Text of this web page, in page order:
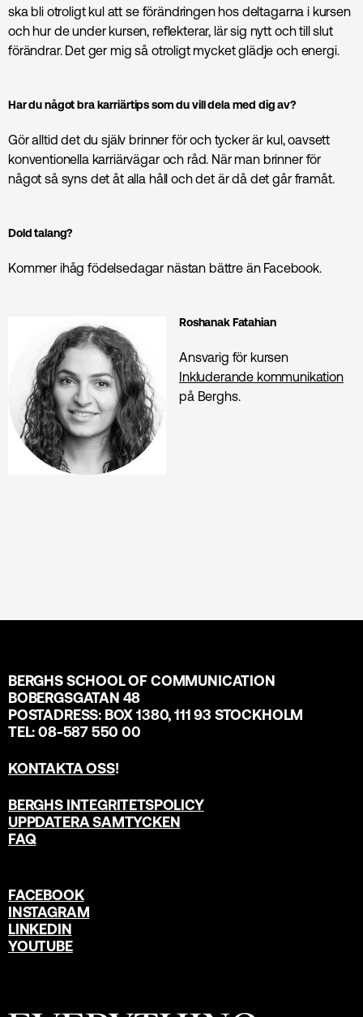
ska bli otroligt kul att se förändringen hos deltagarna i kursen
och hur de under kursen, reflekterar, lär sig nytt och till slut
förändrar. Det ger mig så otroligt mycket glädje och energi.
Har du något bra karriärtips som du vill dela med dig av?
Gör alltid det du själv brinner för och tycker är kul, oavsett
konventionella karriärvägar och råd. När man brinner för
något så syns det åt alla håll och det är då det går framåt.
Dold talang?
Kommer ihåg födelsedagar nästan bättre än Facebook.
Roshanak Fatahian
Ansvarig för kursen
Inkluderande kommunikation
på Berghs.
BERGHS SCHOOL OF COMMUNICATION
BOBERGSGATAN 48
POSTADRESS: BOX 1380, 111 93 STOCKHOLM
TEL: 08-587 550 00
KONTAKTA OSS!
BERGHS INTEGRITETSPOLICY
UPPDATERA SAMTYCKEN
FAQ
FACEBOOK
INSTAGRAM
LINKEDIN
YOUTUBE